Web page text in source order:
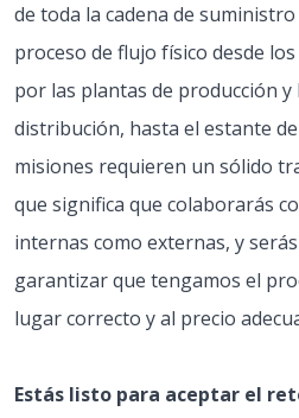
de toda la cadena de
proceso de flujo físico desde
por las plantas de producción y
distribución, hasta el estante
misiones requieren un sólido
que significa que colaborarás
internas como externas, y
garantizar que tengamos el
lugar correcto y al precio
Estás listo para aceptar el